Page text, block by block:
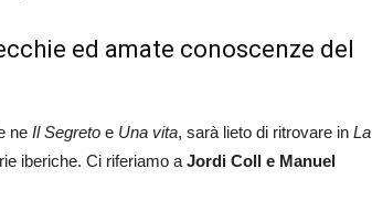
ed amate conoscenze del
ne Il Segreto e Una vita, sarà lieto di ritrovare in La
iberiche. Ci riferiamo a Jordi Coll e Manuel